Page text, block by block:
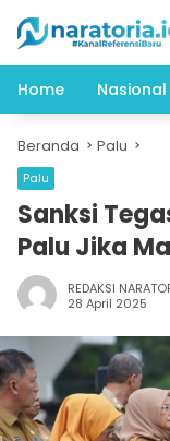
konten
Home
Nasional
Beranda Palu
Palu
Sanksi
Palu Jika
REDAKSI
28 April 2025